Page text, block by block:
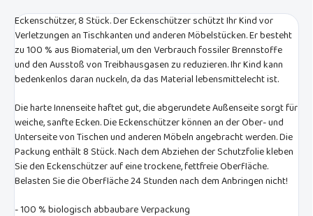
Eckenschützer, 8 Stück. Der Eckenschützer schützt Ihr Kind vor
Verletzungen an Tischkanten und anderen Möbelstücken. Er besteht
zu 100 % aus Biomaterial, um den Verbrauch fossiler Brennstoffe
und den Ausstoß von Treibhausgasen zu reduzieren. Ihr Kind kann
bedenkenlos daran nuckeln, da das Material lebensmittelecht ist.
Die harte Innenseite haftet gut, die abgerundete Außenseite sorgt für
weiche, sanfte Ecken. Die Eckenschützer können an der Ober- und
Unterseite von Tischen und anderen Möbeln angebracht werden. Die
Packung enthält 8 Stück. Nach dem Abziehen der Schutzfolie kleben
Sie den Eckenschützer auf eine trockene, fettfreie Oberfläche.
Belasten Sie die Oberfläche 24 Stunden nach dem Anbringen nicht!
- 100 % biologisch abbaubare Verpackung